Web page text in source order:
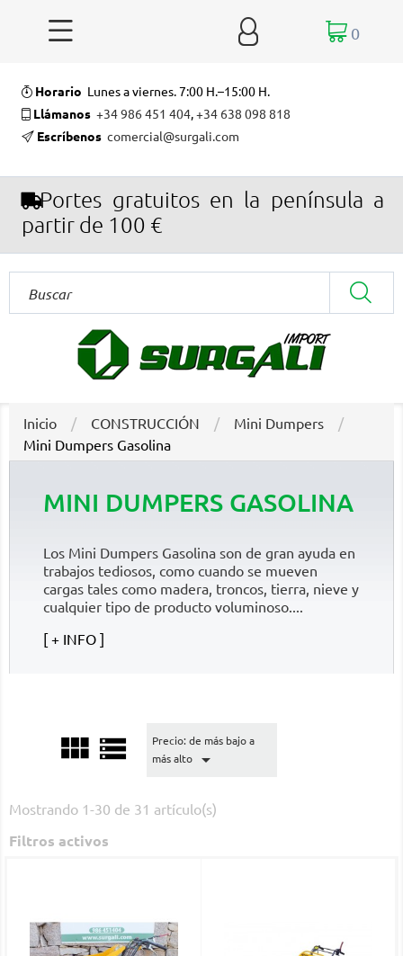
  0
Horario Lunes a viernes. 7:00 H.–15:00 H.
Llámanos +34 986 451 404,+34 638 098 818
Escríbenos comercial@surgali.com
Portes gratuitos en la península a
partir de 100 €
Inicio CONSTRUCCIÓN
Mini Dumpers
Mini Dumpers Gasolina
MINI DUMPERS GASOLINA
Los Mini Dumpers Gasolina son de gran ayuda en
trabajos tediosos, como cuando se mueven
cargas tales como madera, troncos, tierra, nieve y
cualquier tipo de producto voluminoso....
+ INFO
 
Precio: de más bajo a
más alto

Mostrando 1-30 de 31 artículo(s)
Filtros activos